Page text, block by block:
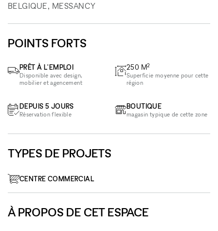
BELGIQUE, MESSANCY
POINTS FORTS
PRÊT À L'EMPLOI
Disponible avec design,
mobilier et agencement
DEPUIS 5 JOURS
Réservation flexible
250 M2
Superficie moyenne pour cette
région
BOUTIQUE
magasin typique de cette zone
TYPES DE PROJETS
CENTRE COMMERCIAL
À PROPOS DE CET ESPACE